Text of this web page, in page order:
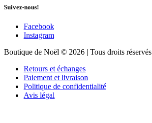
Suivez-nous!
Facebook
Instagram
Boutique de Noël © 2026 | Tous droits réservés
Retours et échanges
Paiement et livraison
Politique de confidentialité
Avis légal